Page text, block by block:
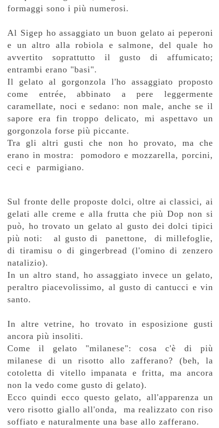
formaggi sono i più numerosi.
Al Sigep ho assaggiato un buon gelato ai peperoni
e un altro alla robiola e salmone, del quale ho
avvertito soprattutto il gusto di affumicato;
entrambi erano "basi".
Il gelato al gorgonzola l'ho assaggiato proposto
come entrée, abbinato a pere leggermente
caramellate, noci e sedano: non male, anche se il
sapore era fin troppo delicato, mi aspettavo un
gorgonzola forse più piccante.
Tra gli altri gusti che non ho provato, ma che
erano in mostra: pomodoro e mozzarella, porcini,
ceci e parmigiano.
Sul fronte delle proposte dolci, oltre ai classici, ai
gelati alle creme e alla frutta che più Dop non si
può, ho trovato un gelato al gusto dei dolci tipici
più noti: al gusto di panettone, di millefoglie,
di tiramisu o di gingerbread (l'omino di zenzero
natalizio).
In un altro stand, ho assaggiato invece un gelato,
peraltro piacevolissimo, al gusto di cantucci e vin
santo.
In altre vetrine, ho trovato in esposizione gusti
ancora più insoliti.
Come il gelato "milanese": cosa c'è di più
milanese di un risotto allo zafferano? (beh, la
cotoletta di vitello impanata e fritta, ma ancora
non la vedo come gusto di gelato).
Ecco quindi ecco questo gelato, all'apparenza un
vero risotto giallo all'onda, ma realizzato con riso
soffiato e naturalmente una base allo zafferano.